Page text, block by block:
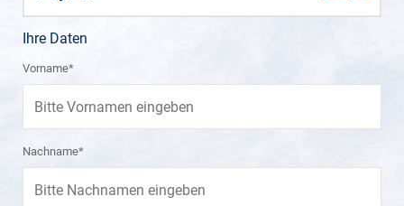
Ihre Daten
Vorname*
Nachname*